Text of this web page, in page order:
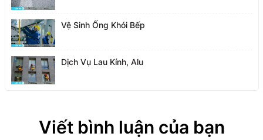
Vệ Sinh Ống Khói Bếp
Dịch Vụ Lau Kính, Alu
Viết bình luận của bạn